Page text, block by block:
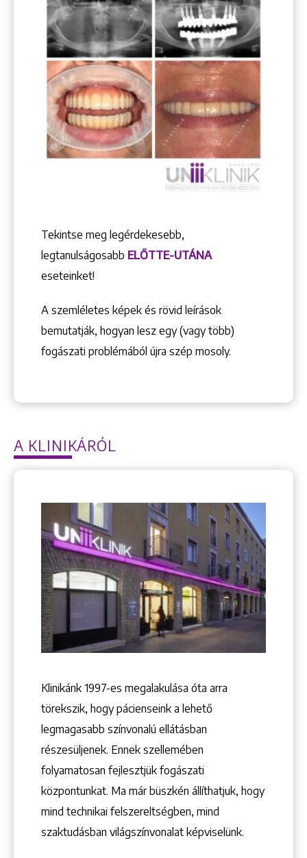
+36 1 222 7250
+36 1 222 9150
Tekintse meg legérdekesebb,
legtanulságosabb ELŐTTE-UTÁNA
eseteinket!
A szemléletes képek és rövid leírások
bemutatják, hogyan lesz egy (vagy több)
fogászati problémából újra szép mosoly.
A KLINIKÁRÓL
Klinikánk 1997-­es megalakulása óta arra
törekszik, hogy pácienseink a lehető
legmagasabb színvonalú ellátásban
részesüljenek. Ennek szellemében
folyamatosan fejlesztjük fogászati
központunkat. Ma már büszkén állíthatjuk, hogy
mind technikai felszereltségben, mind
szaktudásban világszínvonalat képviselünk.